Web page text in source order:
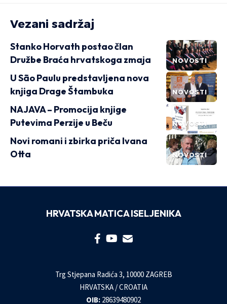
Vezani sadržaj
NOVOSTI
Stanko Horvath postao član
Družbe Braća hrvatskoga zmaja
NOVOSTI
U São Paulu predstavljena nova
knjiga Drage Štambuka
NOVOSTI
NAJAVA – Promocija knjige
Putevima Perzije u Beču
NOVOSTI
Novi romani i zbirka priča Ivana
Otta
HRVATSKA MATICA ISELJENIKA
Trg Stjepana Radića 3, 10000 ZAGREB
HRVATSKA / CROATIA
OIB: 28639480902